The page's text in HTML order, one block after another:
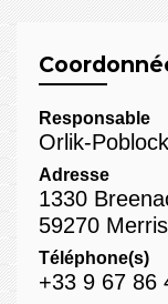
Responsable
Orlik-
Adresse
1330
59270 Merris
Téléphone(s)
+33 9 67 86